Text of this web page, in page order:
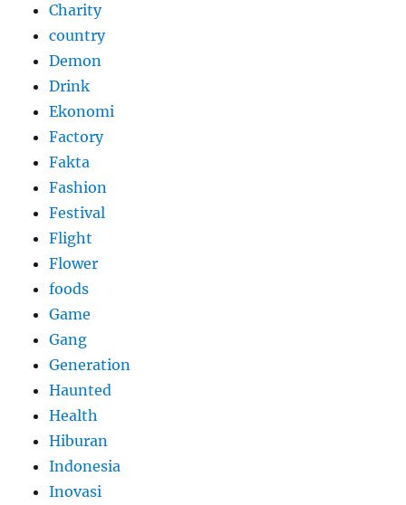
Charity
country
Demon
Drink
Ekonomi
Factory
Fakta
Fashion
Festival
Flight
Flower
foods
Game
Gang
Generation
Haunted
Health
Hiburan
Indonesia
Inovasi